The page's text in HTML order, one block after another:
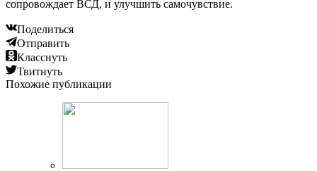
сопровождает ВСД, и улучшить самочувствие.
Поделиться
Отправить
Класснуть
Твитнуть
Похожие публикации